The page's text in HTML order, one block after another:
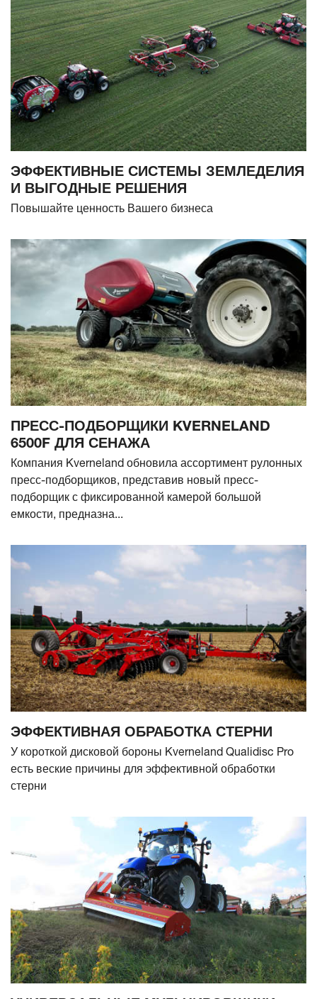
ЭФФЕКТИВНЫЕ СИСТЕМЫ ЗЕМЛЕДЕЛИЯ
И ВЫГОДНЫЕ РЕШЕНИЯ
Повышайте ценность Вашего бизнеса
ПРЕСС-ПОДБОРЩИКИ KVERNELAND
6500F ДЛЯ СЕНАЖА
Компания Kverneland обновила ассортимент рулонных
пресс-подборщиков, представив новый пресс-
подборщик с фиксированной камерой большой
емкости, предназна...
ЭФФЕКТИВНАЯ ОБРАБОТКА СТЕРНИ
У короткой дисковой бороны Kverneland Qualidisc Pro
есть веские причины для эффективной обработки
стерни